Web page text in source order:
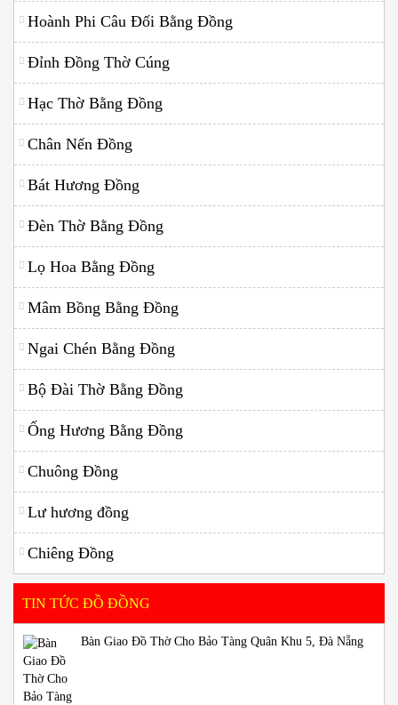
Hoành Phi Câu Đối Bằng Đồng
Đỉnh Đồng Thờ Cúng
Hạc Thờ Bằng Đồng
Chân Nến Đồng
Bát Hương Đồng
Đèn Thờ Bằng Đồng
Lọ Hoa Bằng Đồng
Mâm Bồng Bằng Đồng
Ngai Chén Bằng Đồng
Bộ Đài Thờ Bằng Đồng
Ống Hương Bằng Đồng
Chuông Đồng
Lư hương đồng
Chiêng Đồng
TIN TỨC ĐỒ ĐỒNG
Bàn Giao Đồ Thờ Cho Bảo Tàng Quân Khu 5, Đà Nẵng